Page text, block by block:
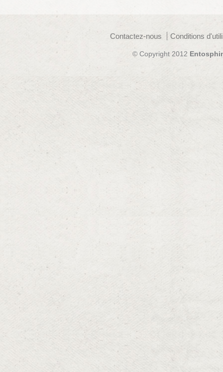
Contactez-nous Conditions
© Copyright 2012